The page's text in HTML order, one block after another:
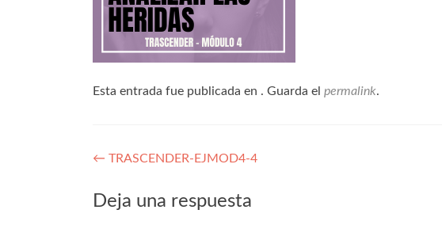
Esta entrada fue publicada en . Guarda el permalink.
← TRASCENDER-EJMOD4-4
Deja una respuesta